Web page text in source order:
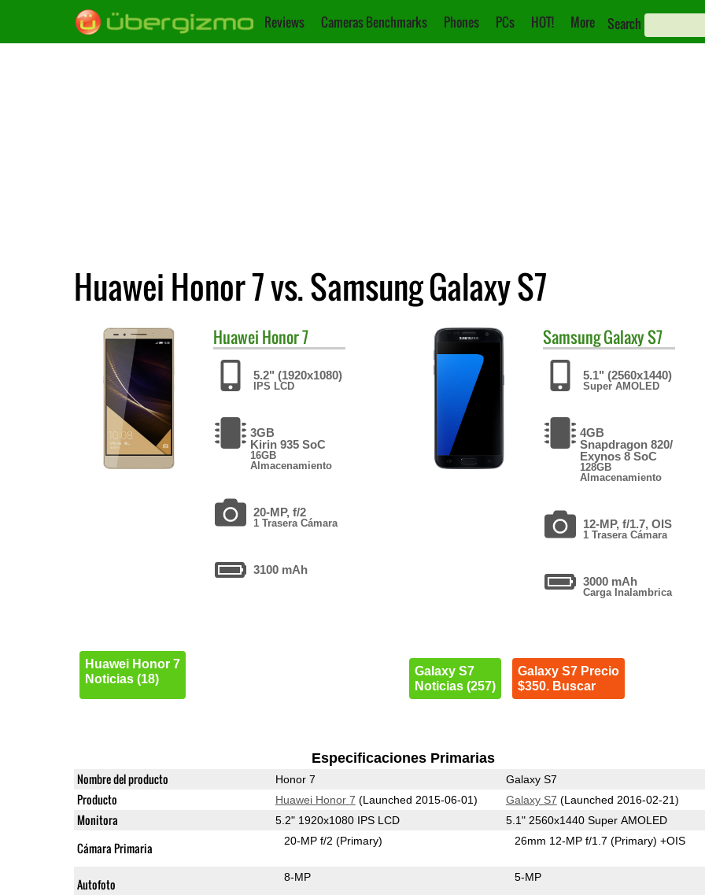
Reviews Cameras Benchmarks Phones PCs HOT! More Search
Huawei Honor 7 vs. Samsung Galaxy S7
Huawei Honor 7
5.2" (1920x1080)
IPS LCD
3GB
Kirin 935 SoC
16GB
Almacenamiento
20-MP, f/2
1 Trasera Cámara
3100 mAh
Huawei Honor 7
Noticias (18)
SamsungGalaxy S7
5.1" (2560x1440)
Super AMOLED
4GB
Snapdragon 820/
Exynos 8 SoC
128GB
Almacenamiento
12-MP, f/1.7, OIS
1 Trasera Cámara
3000 mAh
Carga Inalambrica
Galaxy S7
Noticias (257)
Galaxy S7 Precio
$350. Buscar
Especificaciones Primarias
Nombre del producto Honor 7 Galaxy S7
Producto Huawei Honor 7 (Launched 2015-06-01) Galaxy S7 (Launched 2016-02-21)
Monitora 5.2" 1920x1080 IPS LCD 5.1" 2560x1440 Super AMOLED
Cámara Primaria 20-MP f/2(Primary) 26mm 12-MP f/1.7(Primary) +OIS
Autofoto 8-MP 5-MP